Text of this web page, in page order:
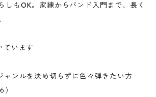
しもOK。家練からバンド入門まで、長く
ています
ャンルを決め切らずに色々弾きたい方
）